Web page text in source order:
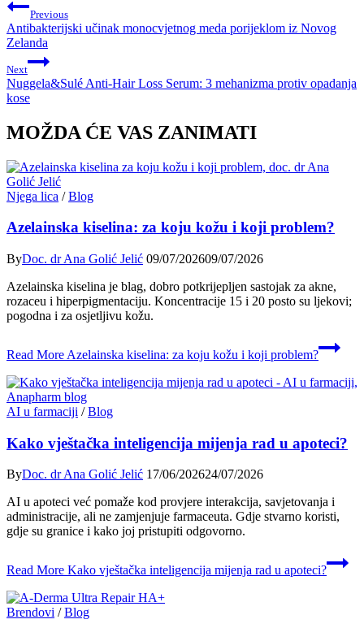
Previous
Antibakterijski učinak monocvjetnog meda porijeklom iz Novog
Zelanda
Next
Nuggela&Sulé Anti-Hair Loss Serum: 3 mehanizma protiv opadanja
kose
MOŽDA ĆE VAS ZANIMATI
Njega lica /Blog
Azelainska kiselina: za koju kožu i koji problem?
ByDoc. dr Ana Golić Jelić 09/07/202609/07/2026
Azelainska kiselina je blag, dobro potkrijepljen sastojak za akne,
rozaceu i hiperpigmentaciju. Koncentracije 15 i 20 posto su ljekovi;
pogodna i za osjetljivu kožu.
Read More Azelainska kiselina: za koju kožu i koji problem?
AI u farmaciji /Blog
Kako vještačka inteligencija mijenja rad u apoteci?
ByDoc. dr Ana Golić Jelić 17/06/202624/07/2026
AI u apoteci već pomaže kod provjere interakcija, savjetovanja i
administracije, ali ne zamjenjuje farmaceuta. Gdje stvarno koristi,
gdje su granice i kako joj pristupiti odgovorno.
Read More Kako vještačka inteligencija mijenja rad u apoteci?
Brendovi /Blog